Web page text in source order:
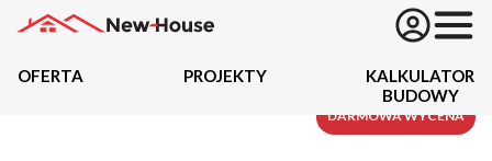
OFERTA PROJEKTY
KALKULATOR
BUDOWY
DARMOWA WYCENA